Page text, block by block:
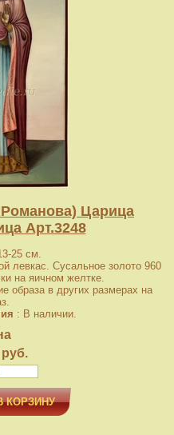
Царица
Арт.3248
25 см.
левкас. Сусальное золото 960
на яичном желтке.
образа в других размерах на
: В наличии.
руб.
КОРЗИНУ